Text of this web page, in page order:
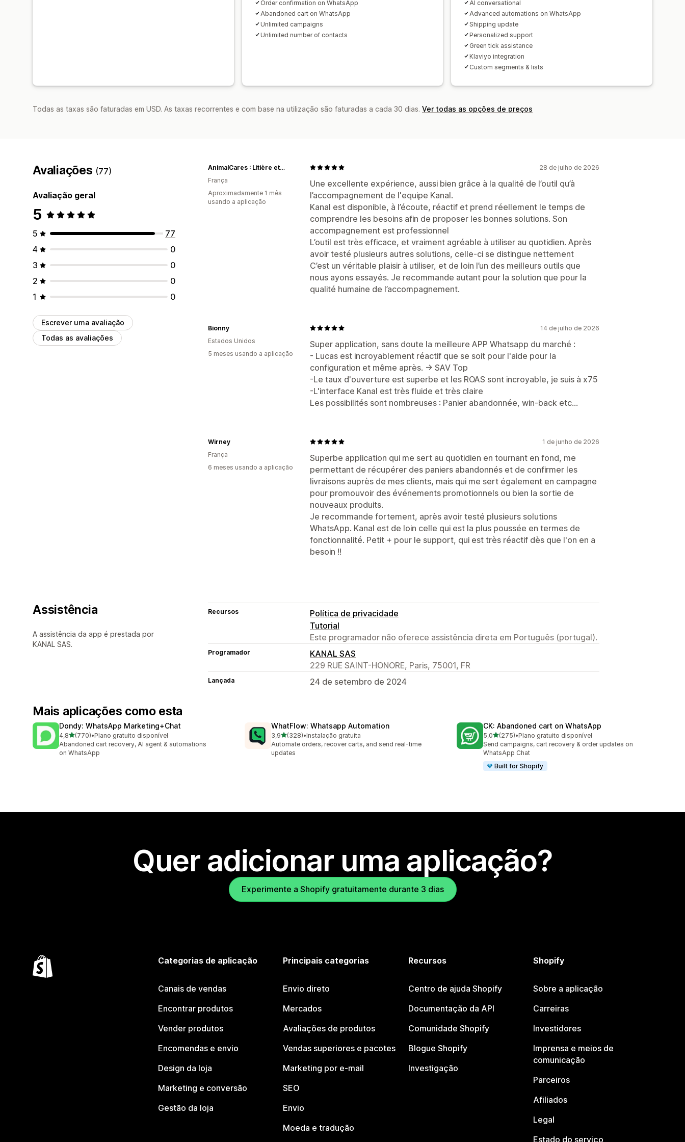
Order confirmation on WhatsApp
Abandoned cart on WhatsApp
Unlimited campaigns
Unlimited number of contacts
AI conversational
Advanced automations on WhatsApp
Shipping update
Personalized support
Green tick assistance
Klaviyo integration
Custom segments & lists
Todas as taxas são faturadas em USD. As taxas recorrentes e com base na utilização são faturadas a cada 30 dias. Ver todas as opções de preços
Avaliações (77)
Avaliação geral
5
5
77
4
0
3
0
2
0
1
0
Escrever uma avaliação
Todas as avaliações
28 de julho de 2026
Une excellente expérience, aussi bien grâce à la qualité de l’outil qu’à
l’accompagnement de l'equipe Kanal.
Kanal est disponible, à l’écoute, réactif et prend réellement le temps de
comprendre les besoins afin de proposer les bonnes solutions. Son
accompagnement est professionnel
L’outil est très efficace, et vraiment agréable à utiliser au quotidien. Après
avoir testé plusieurs autres solutions, celle-ci se distingue nettement
C’est un véritable plaisir à utiliser, et de loin l’un des meilleurs outils que
nous ayons essayés. Je recommande autant pour la solution que pour la
qualité humaine de l’accompagnement.
AnimalCares : Litière et accessoires pour chat
França
Aproximadamente 1 mês
usando a aplicação
14 de julho de 2026
Super application, sans doute la meilleure APP Whatsapp du marché :
- Lucas est incroyablement réactif que se soit pour l'aide pour la
configuration et même après. -> SAV Top
-Le taux d'ouverture est superbe et les ROAS sont incroyable, je suis à x75
-L'interface Kanal est très fluide et très claire
Les possibilités sont nombreuses : Panier abandonnée, win-back etc...
Bionny
Estados Unidos
5 meses usando a aplicação
1 de junho de 2026
Superbe application qui me sert au quotidien en tournant en fond, me
permettant de récupérer des paniers abandonnés et de confirmer les
livraisons auprès de mes clients, mais qui me sert également en campagne
pour promouvoir des événements promotionnels ou bien la sortie de
nouveaux produits.
Je recommande fortement, après avoir testé plusieurs solutions
WhatsApp. Kanal est de loin celle qui est la plus poussée en termes de
fonctionnalité. Petit + pour le support, qui est très réactif dès que l'on en a
besoin !!
Wirney
França
6 meses usando a aplicação
Assistência
A assistência da app é prestada por
KANAL SAS.
Recursos
Política de privacidade
Tutorial
Este programador não oferece assistência direta em Português (portugal).
Programador
KANAL SAS
229 RUE SAINT-HONORE, Paris, 75001, FR
Lançada 24 de setembro de 2024
Mais aplicações como esta
Dondy: WhatsApp Marketing+Chat
4,8de 5 estrelas
(770)
770 total de avaliações
•Plano gratuito disponível
Abandoned cart recovery, AI agent & automations
on WhatsApp
WhatFlow: Whatsapp Automation
3,9de 5 estrelas
(328)
328 total de avaliações
•Instalação gratuita
Automate orders, recover carts, and send real-time
updates
CK: Abandoned cart on WhatsApp
5,0de 5 estrelas
(275)
275 total de avaliações
•Plano gratuito disponível
Send campaigns, cart recovery & order updates on
WhatsApp Chat
Built for Shopify
Quer adicionar uma aplicação?
Experimente a Shopify gratuitamente durante 3 dias
Categorias de aplicação
Canais de vendas
Encontrar produtos
Vender produtos
Encomendas e envio
Design da loja
Marketing e conversão
Gestão da loja
Principais categorias
Envio direto
Mercados
Avaliações de produtos
Vendas superiores e pacotes
Marketing por e-mail
SEO
Envio
Moeda e tradução
Recursos
Centro de ajuda Shopify
Documentação da API
Comunidade Shopify
Blogue Shopify
Investigação
Shopify
Sobre a aplicação
Carreiras
Investidores
Imprensa e meios de
comunicação
Parceiros
Afiliados
Legal
Estado do serviço